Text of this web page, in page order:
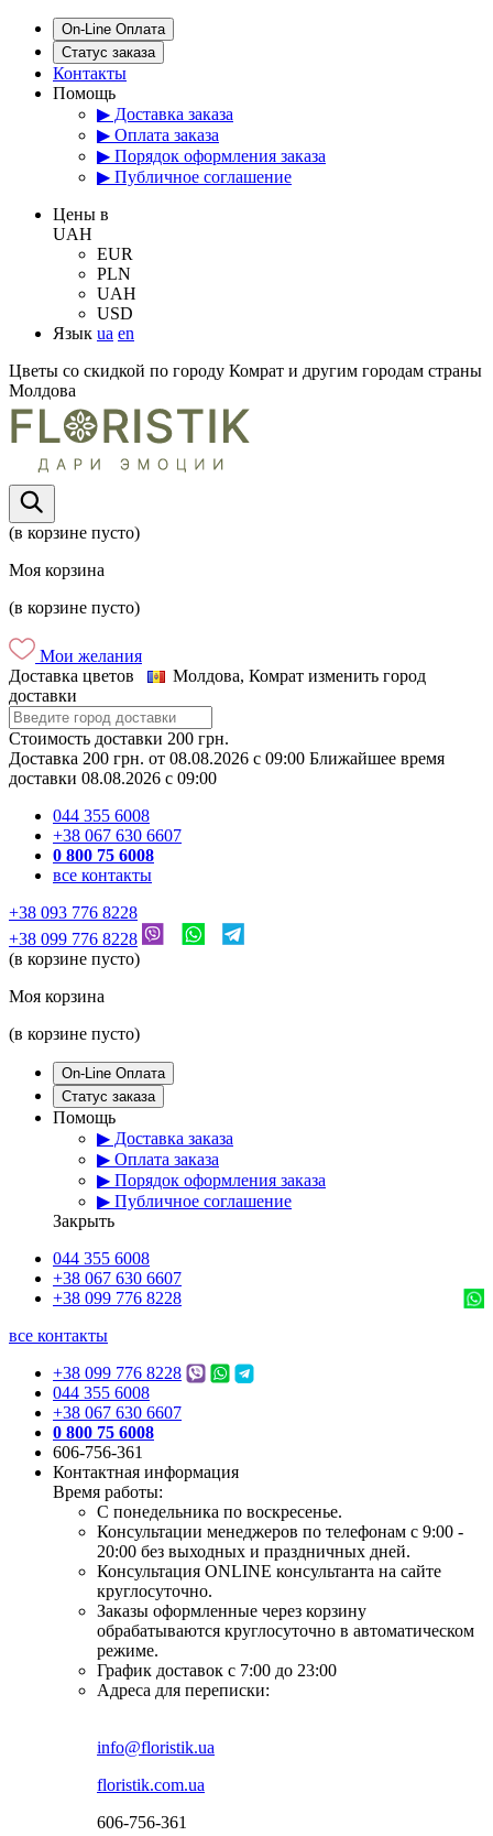
On-Line Оплата
Статус заказа
Контакты
Помощь
▶ Доставка заказа
▶ Оплата заказа
▶ Порядок оформления заказа
▶ Публичное соглашение
Цены в
UAH
EUR
PLN
UAH
USD
Язык ua en
Цветы со скидкой по городу Комрат и другим городам страны
Молдова
(в корзине пусто)
Моя корзина
(в корзине пусто)
Мои желания
Доставка цветов
Молдова, Комрат изменить город
доставки
Стоимость доставки 200 грн.
Доставка 200 грн. от 08.08.2026 c 09:00 Ближайшее время
доставки 08.08.2026 c 09:00
044 355 6008
+38 067 630 6607
0 800 75 6008
все контакты
+38 093 776 8228
+38 099 776 8228
(в корзине пусто)
Моя корзина
(в корзине пусто)
On-Line Оплата
Статус заказа
Помощь
▶ Доставка заказа
▶ Оплата заказа
▶ Порядок оформления заказа
▶ Публичное соглашение
Закрыть
044 355 6008
+38 067 630 6607
+38 099 776 8228
все контакты
+38 099 776 8228
044 355 6008
+38 067 630 6607
0 800 75 6008
606-756-361
Контактная информация
Время работы:
С понедельника по воскресенье.
Консультации менеджеров по телефонам с 9:00 -
20:00 без выходных и праздничных дней.
Консультация ONLINE консультанта на сайте
круглосуточно.
Заказы оформленные через корзину
обрабатываются круглосуточно в автоматическом
режиме.
График доставок с 7:00 до 23:00
Адреса для переписки:
info@floristik.ua
floristik.com.ua
606-756-361